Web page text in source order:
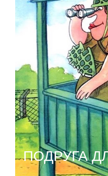
ПОДРУГА